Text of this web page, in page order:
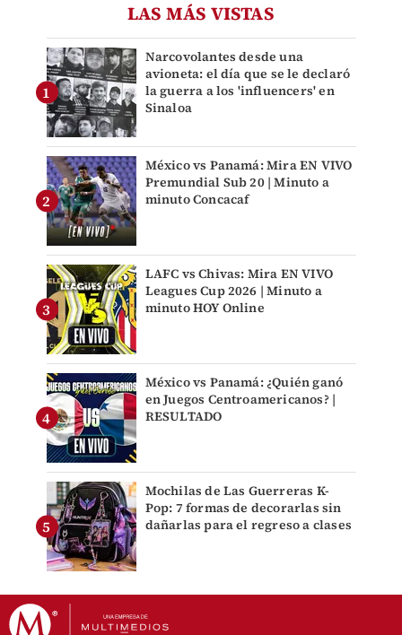
LAS MÁS VISTAS
Narcovolantes desde una
avioneta: el día que se le declaró
la guerra a los 'influencers' en
Sinaloa
México vs Panamá: Mira EN VIVO
Premundial Sub 20 | Minuto a
minuto Concacaf
LAFC vs Chivas: Mira EN VIVO
Leagues Cup 2026 | Minuto a
minuto HOY Online
México vs Panamá: ¿Quién ganó
en Juegos Centroamericanos? |
RESULTADO
Mochilas de Las Guerreras K-
Pop: 7 formas de decorarlas sin
dañarlas para el regreso a clases